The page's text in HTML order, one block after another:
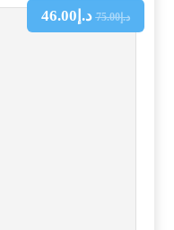
د.إ75.00 د.إ 46.00